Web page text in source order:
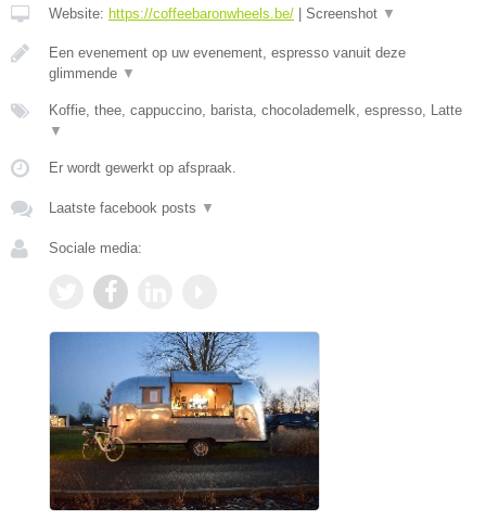
Website: https://coffeebaronwheels.be/ | Screenshot ▼
Een evenement op uw evenement, espresso vanuit deze
glimmende ▼
Koffie, thee, cappuccino, barista, chocolademelk, espresso, Latte
▼
Er wordt gewerkt op afspraak.
Laatste facebook posts ▼
Sociale media: